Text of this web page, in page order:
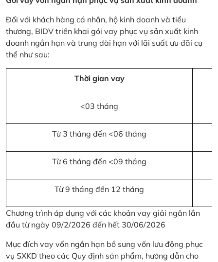
Đối với khách hàng cá nhân, hộ kinh doanh và tiểu
thương, BIDV triển khai gói vay phục vụ sản xuất kinh
doanh ngắn hạn và trung dài hạn với lãi suất ưu đãi cụ
thể như sau:
Thời gian vay
<03 tháng
Từ 3 tháng đến <06 tháng
Từ 6 tháng đến <09 tháng
Từ 9 tháng đến 12 tháng
Chương trình áp dụng với các khoản vay giải ngân lần
đầu từ ngày 09/2/2026 đến hết 30/06/2026
Mục đích vay vốn ngắn hạn bổ sung vốn lưu động phục
vụ SXKD theo các Quy định sản phẩm, hướng dẫn cho